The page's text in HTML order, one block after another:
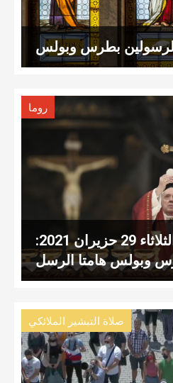
بطرس وبولس
روما
عناوين نشرة الثلاثاء 29 حزيران 2021:
وبولس هامتا الرسل
صلاة التبشير الملائكي